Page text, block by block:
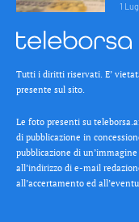
1
Tutti i diritti riservati. E’
presente sul sito.
Le foto presenti su
di pubblicazione in
pubblicazione di
all’indirizzo di e-mail
all’accertamento ed